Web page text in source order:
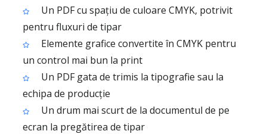
Un PDF cu spațiu de culoare CMYK, potrivit
pentru fluxuri de tipar
Elemente grafice convertite în CMYK pentru
un control mai bun la print
Un PDF gata de trimis la tipografie sau la
echipa de producție
Un drum mai scurt de la documentul de pe
ecran la pregătirea de tipar